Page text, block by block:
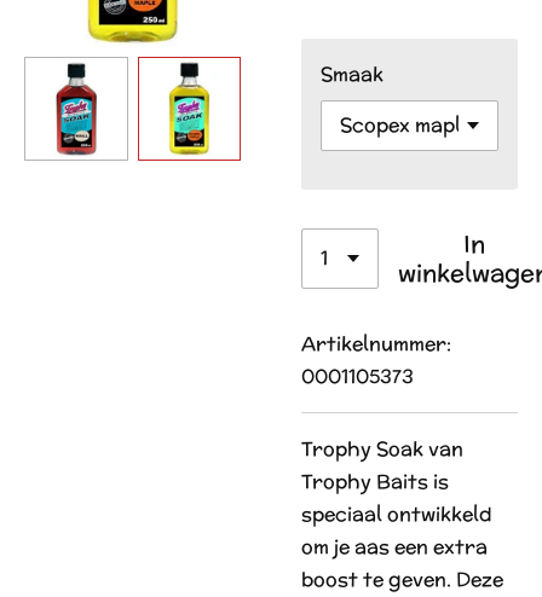
Smaak
In
Artikelnummer:
0001105373
Trophy Soak van
Trophy Baits is
speciaal ontwikkeld
om je aas een extra
boost te geven. Deze